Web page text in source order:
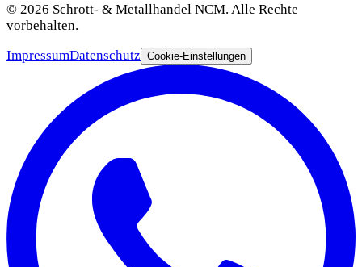
© 2026 Schrott- & Metallhandel NCM. Alle Rechte
vorbehalten.
ImpressumDatenschutz Cookie-Einstellungen